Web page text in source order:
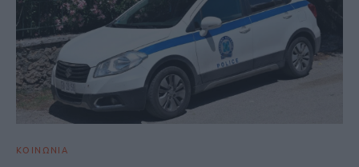
ΚΟΙΝΩΝΙΑ